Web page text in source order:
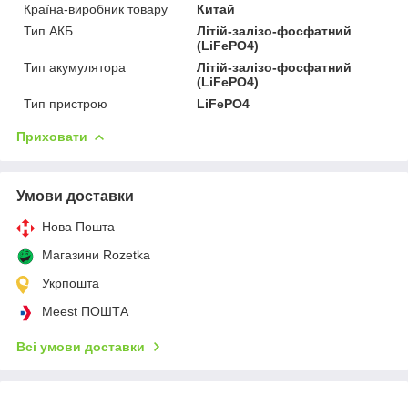
Країна-виробник товару
Китай
Тип АКБ
Літій-залізо-фосфатний
(LiFePO4)
Тип акумулятора
Літій-залізо-фосфатний
(LiFePO4)
Тип пристрою
LiFePO4
Приховати
Умови доставки
Нова Пошта
Магазини Rozetka
Укрпошта
Meest ПОШТА
Всі умови доставки